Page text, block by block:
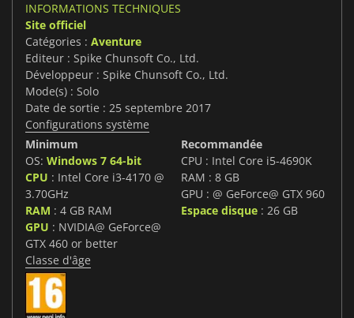
INFORMATIONS TECHNIQUES
Site officiel
Catégories : Aventure
Editeur : Spike Chunsoft Co., Ltd.
Développeur : Spike Chunsoft Co., Ltd.
Mode(s) : Solo
Date de sortie : 25 septembre 2017
Configurations système
Minimum
OS: Windows 7 64-bit
CPU : Intel Core i3-4170 @
3.70GHz
RAM : 4 GB RAM
GPU : NVIDIA@ GeForce@
GTX 460 or better
Recommandée
CPU : Intel Core i5-4690K
RAM : 8 GB
GPU : @ GeForce@ GTX 960
Espace disque : 26 GB
Classe d'âge